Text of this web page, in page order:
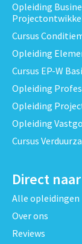
Opleiding
Cursus
Opleiding
Cursus EP-W
Opleiding
Opleiding
Opleiding
Cursus
Direct naar
Alle opleidingen
Over ons
Reviews